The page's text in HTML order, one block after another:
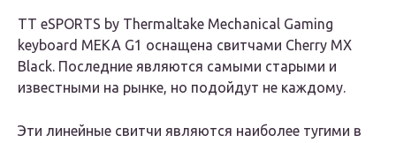
TT eSPORTS by Thermaltake Mechanical Gaming
keyboard MEKA G1 оснащена свитчами Cherry MX
Black. Последние являются самыми старыми и
известными на рынке, но подойдут не каждому.
Эти линейные свитчи являются наиболее тугими в